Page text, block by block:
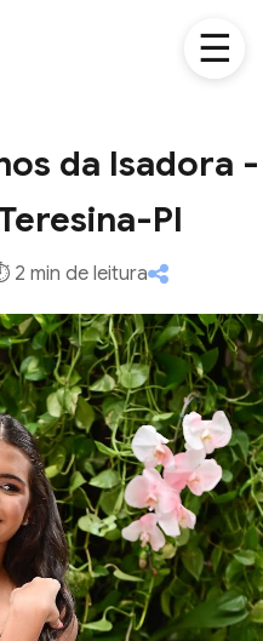
☰
da Isadora -
PI
min de leitura